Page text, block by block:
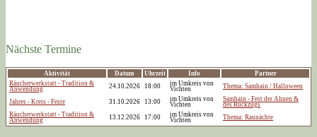
Nächste Termine
Aktivität Datum Uhrzeit Info
Partner
Räucherwerkstatt - Tradition &
Anwendung
24.10.2026 18:00
im Umkreis von
Vichten
Thema: Samhain / Halloween
Jahres - Kreis - Feste 31.10.2026 13:00
im Umkreis von
Vichten
Samhain - Fest der Ahnen &
des Rückzugs
Räucherwerkstatt - Tradition &
Anwendung
13.12.2026 17:00
im Umkreis von
Vichten
Thema: Raunächte